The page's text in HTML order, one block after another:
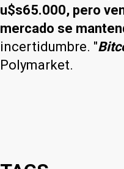
u$s65.000, pero
mercado se
incertidumbre. "
Polymarket.